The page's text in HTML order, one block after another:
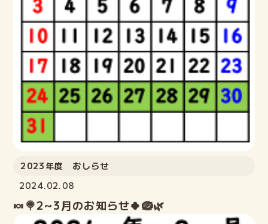
ELECTファミリーの声
よくある質問
ご入会までの流れ
ブログ
lock ELECT生の部屋
2023年度 おしらせ
2024.02.08
🍬🍭2~3月のお知らせ🍀🪺🌿